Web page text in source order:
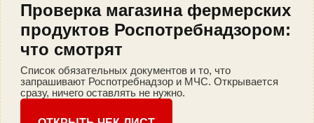
Проверка магазина фермерских
продуктов Роспотребнадзором:
что смотрят
Список обязательных документов и то, что
запрашивают Роспотребнадзор и МЧС. Открывается
сразу, ничего оставлять не нужно.